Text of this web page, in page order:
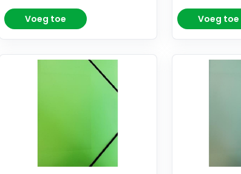
Voeg toe Voeg toe